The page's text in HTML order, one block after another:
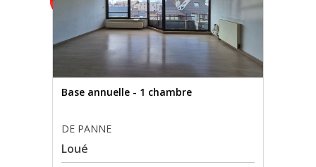
Base annuelle - 1 chambre
DE PANNE
Loué